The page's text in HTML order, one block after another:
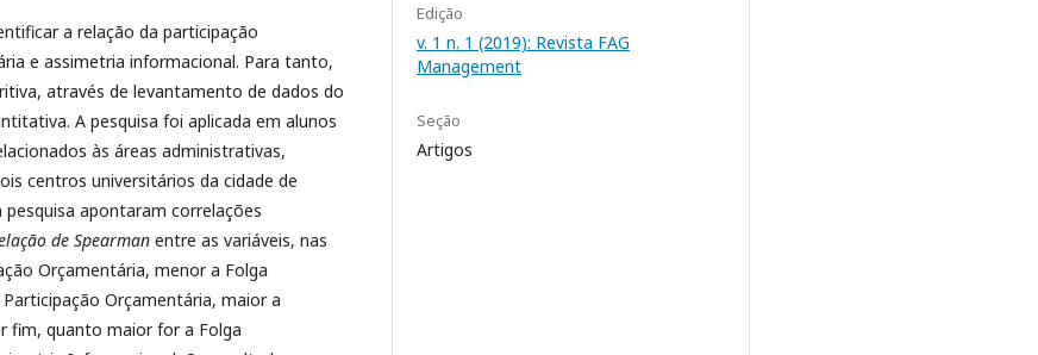
a relação da participação
e assimetria informacional. Para tanto,
através de levantamento de dados do
A pesquisa foi aplicada em alunos
às áreas administrativas,
centros universitários da cidade de
pesquisa apontaram correlações
de Spearman entre as variáveis, nas
Orçamentária, menor a Folga
Orçamentária, maior a
fim, quanto maior for a Folga
Edição
v. 1 n. 1 (2019): Revista FAG
Management
Seção
Artigos